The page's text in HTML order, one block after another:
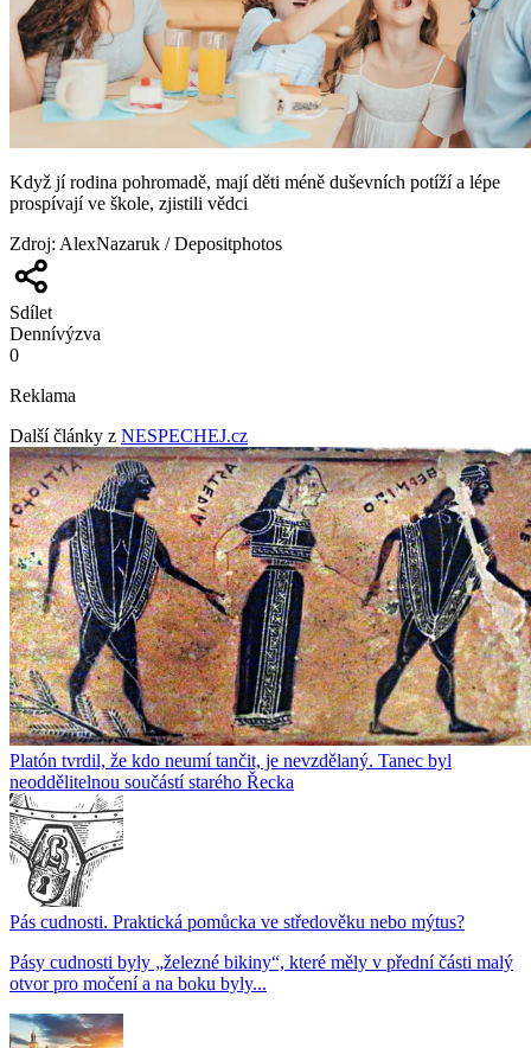
Když jí rodina pohromadě, mají děti méně duševních potíží a lépe
prospívají ve škole, zjistili vědci
Zdroj: AlexNazaruk / Depositphotos
Sdílet
Dennívýzva
0
Reklama
Další články z NESPECHEJ.cz
Platón tvrdil, že kdo neumí tančit, je nevzdělaný. Tanec byl
neoddělitelnou součástí starého Řecka
Pás cudnosti. Praktická pomůcka ve středověku nebo mýtus?
Pásy cudnosti byly „železné bikiny“, které měly v přední části malý
otvor pro močení a na boku byly...